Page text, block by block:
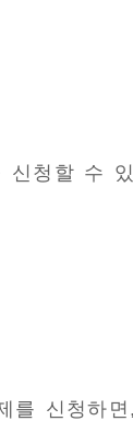
청할 수
를 신청하